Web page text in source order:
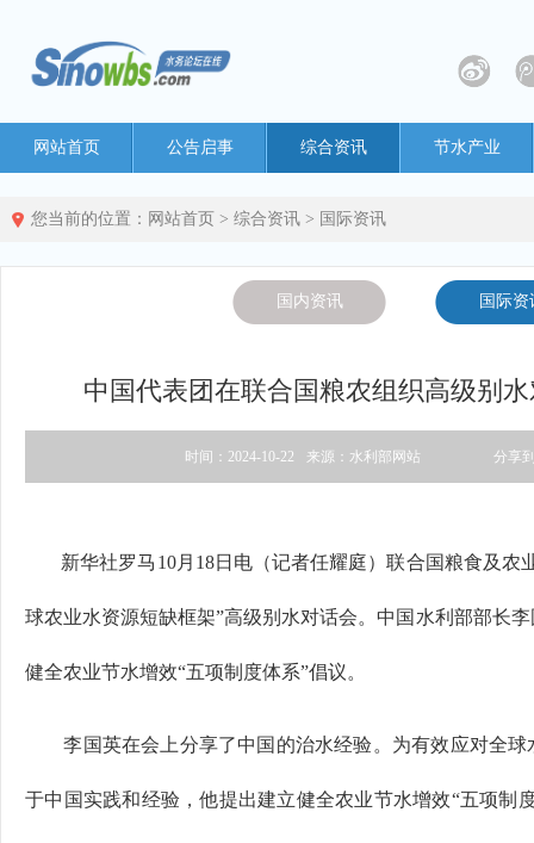
网站首页 公告启事 综合资讯 节水产业
您当前的位置： 网站首页 > 综合资讯 > 国际资讯
国内资讯 国际资
中国代表团在联合国粮农组织高级别
时间：2024-10-22 来源：水利部网站 分享
新华社罗马10月18日电（记者任耀庭）联合国粮食及农
球农业水资源短缺框架”高级别水对话会。中国水利部部长
健全农业节水增效“五项制度体系”倡议。
李国英在会上分享了中国的治水经验。为有效应对全球
于中国实践和经验，他提出建立健全农业节水增效“五项制